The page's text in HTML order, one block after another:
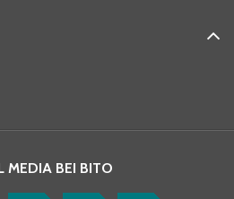
MEDIA BEI BITO